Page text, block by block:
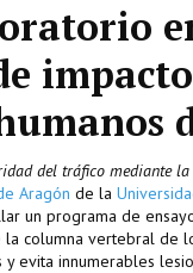
del tráfico mediante
Aragón de la
un programa de
columna vertebral de
evita innumerables